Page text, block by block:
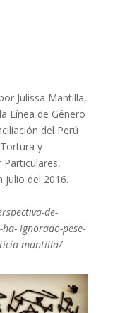
Julissa Mantilla,
Línea de Género
del Perú
y
julio del 2016.
de-
ignorado-pese-
mantilla/